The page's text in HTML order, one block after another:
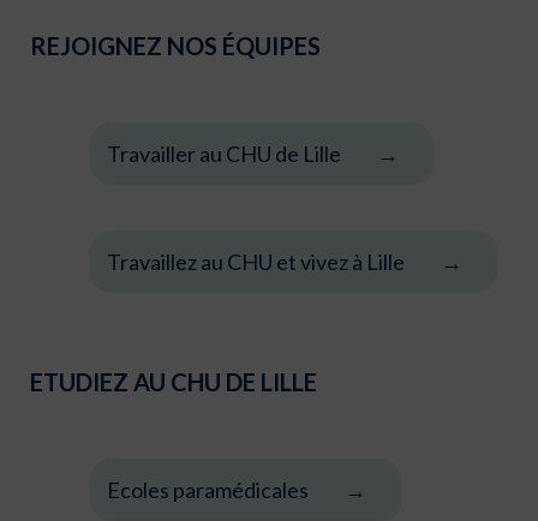
REJOIGNEZ NOS ÉQUIPES
Travailler au CHU de Lille
Travaillez au CHU et vivez à Lille
ETUDIEZ AU CHU DE LILLE
Ecoles paramédicales